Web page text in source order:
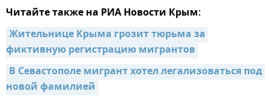
Читайте также на РИА Новости Крым:
Жительнице Крыма грозит тюрьма за
фиктивную регистрацию мигрантов
В Севастополе мигрант хотел легализоваться под
новой фамилией